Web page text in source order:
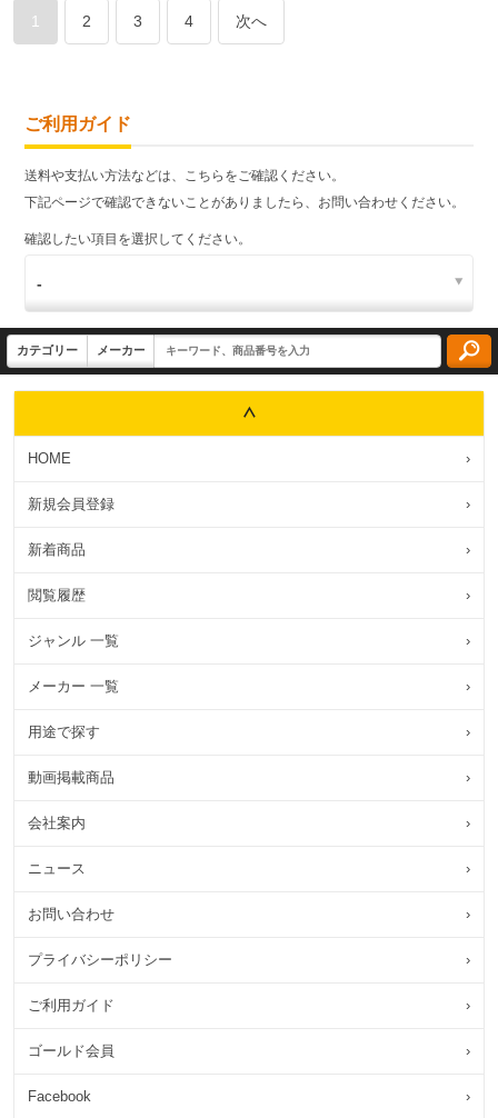
1 2 3 4 次へ
ご利用ガイド
送料や支払い方法などは、こちらをご確認ください。
下記ページで確認できないことがありましたら、お問い合わせください。
確認したい項目を選択してください。
HOME ›
新規会員登録 ›
新着商品 ›
閲覧履歴 ›
ジャンル 一覧 ›
メーカー 一覧 ›
用途で探す ›
動画掲載商品 ›
会社案内 ›
ニュース ›
お問い合わせ ›
プライバシーポリシー ›
ご利用ガイド ›
ゴールド会員 ›
Facebook ›